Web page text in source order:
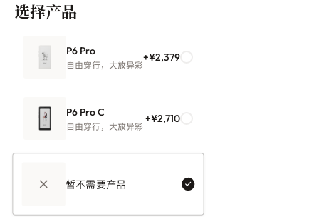
选择产品
P6 Pro
自由穿行，大放异彩
+¥2,379
P6 Pro C
自由穿行，大放异彩
+¥2,710
暂不需要产品